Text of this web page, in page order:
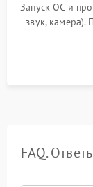
Запуск ОС и
звук, камера).
для
FAQ.